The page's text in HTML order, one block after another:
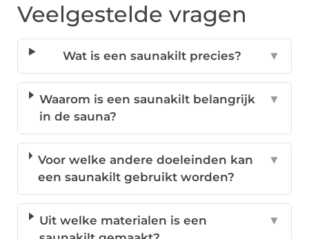
Veelgestelde vragen
Wat is een saunakilt precies? ▼
Waarom is een saunakilt belangrijk
in de sauna?
▼
Voor welke andere doeleinden kan
een saunakilt gebruikt worden?
▼
Uit welke materialen is een
▼